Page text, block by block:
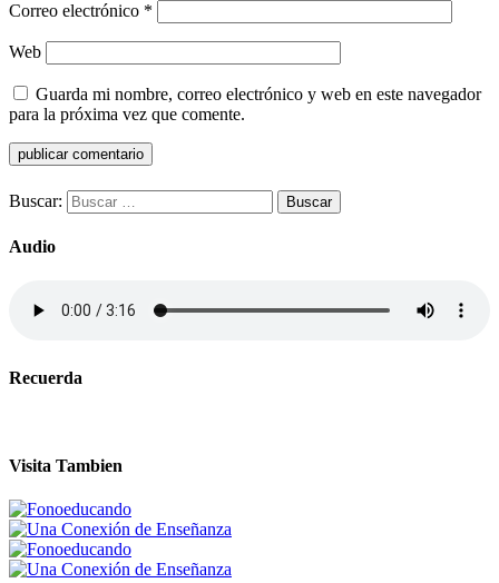
Correo electrónico *
Web
Guarda mi nombre, correo electrónico y web en este navegador
para la próxima vez que comente.
Buscar:
Audio
Recuerda
Visita Tambien